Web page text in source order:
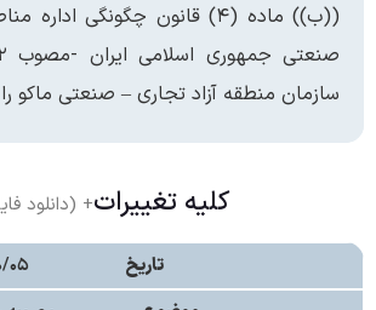
((ب)) ماده (۴) قانون چگونگی
سازمان منطقه آزاد تجاری – صنعتی ماکو
کلیه تغییرات+ (دانلود
تاریخ